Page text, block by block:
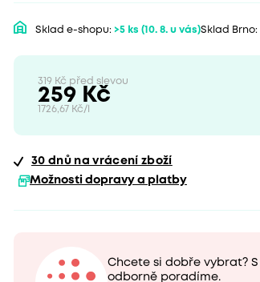
Sklad e-shopu: >5 ks (10. 8. u vás)Sklad Brno:
319 Kč před slevou
259 Kč
1726,67 Kč/l
30 dnů na vrácení zboží
Možnosti dopravy a platby
Chcete si dobře vybrat?
odborně poradíme.